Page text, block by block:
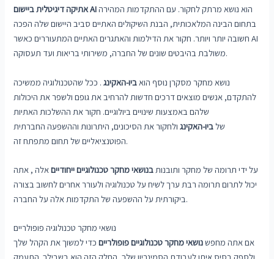
אתיקה דיגיטלית ביישום AIהוא נושא מרתק לחקור. עם ההתקדמות המהירה
בתחום הבינה המלאכותית, הבנת השיקולים האתיים סביב היישום שלה הפכה
חשובה יותר ויותר. חקור את הדילמות והאתגרים האתיים המתעוררים כאשר AI
משולבת בהיבטים שונים של החברה, משירותי בריאות ועד תעסוקה.
נושא מחקר מסקרן נוסף הוא ביו-האקינג. ככל שהטכנולוגיה ממשיכה
להתקדם, אנשים מוצאים דרכים חדשות להרחיב את גופם ולשפר את היכולות
שלהם באמצעות שינויים ביולוגיים. חקור את ההשלכות האתיות
שלביו-האקינגולחקור את הסיכונים, היתרונות וההשפעה החברתית
הפוטנציאליים של תחום מתפתח זה.
על ידי תרומה של מחקר ותובנותבנושאי מחקר טכנולוגיים ייחודייםאלה , אתה
יכול לתרום תרומה רבת ערך לשיח על טכנולוגיה ולעורר אחרים לחשוב בצורה
ביקורתית על ההשפעה של התקדמות אלה על החברה.
נושאי מחקר טכנולוגיה פופולריים
אם אתה מחפשנושאי מחקר טכנולוגיים פופולרייםכדי למשוך את הקהל שלך